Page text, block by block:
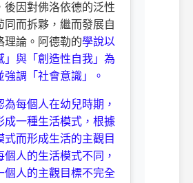
後因對佛洛依德的泛性
同而拆夥，繼而發展自
理論。阿德勒的學說以
」與「創造性自我」為
強調「社會意識」。
為每個人在幼兒時期，
成一種生活模式，根據
式而形成生活的主觀目
個人的生活模式不同，
個人的主觀目標不完全